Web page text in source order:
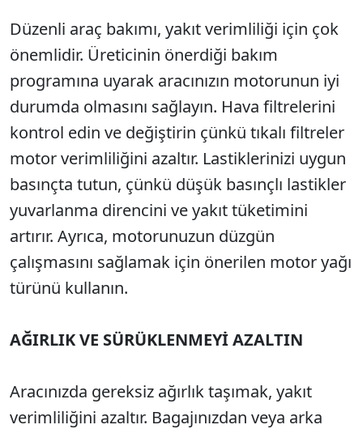
Düzenli araç bakımı, yakıt verimliliği için çok
önemlidir. Üreticinin önerdiği bakım
programına uyarak aracınızın motorunun iyi
durumda olmasını sağlayın. Hava filtrelerini
kontrol edin ve değiştirin çünkü tıkalı filtreler
motor verimliliğini azaltır. Lastiklerinizi uygun
basınçta tutun, çünkü düşük basınçlı lastikler
yuvarlanma direncini ve yakıt tüketimini
artırır. Ayrıca, motorunuzun düzgün
çalışmasını sağlamak için önerilen motor yağı
türünü kullanın.
AĞIRLIK VE SÜRÜKLENMEYİ AZALTIN
Aracınızda gereksiz ağırlık taşımak, yakıt
verimliliğini azaltır. Bagajınızdan veya arka